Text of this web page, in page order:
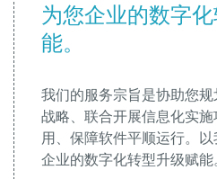
为您企业的数字
能。
我们的服务宗旨是协助您
战略、联合开展信息化实
用、保障软件平顺运行。
企业的数字化转型升级赋能